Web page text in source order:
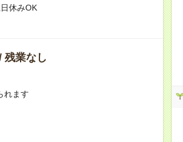
休みOK
残業なし
れます